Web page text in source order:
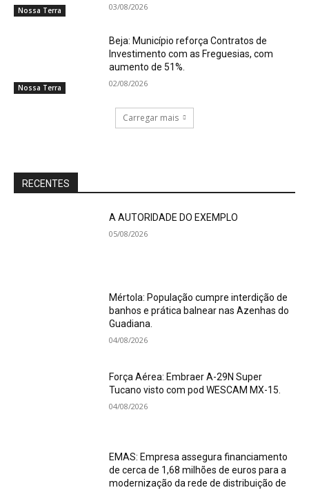
Nossa Terra 03/08/2026
Nossa Terra
Beja: Município reforça Contratos de
Investimento com as Freguesias, com
aumento de 51%.
02/08/2026
Carregar mais
RECENTES
A AUTORIDADE DO EXEMPLO
05/08/2026
Mértola: População cumpre interdição de
banhos e prática balnear nas Azenhas do
Guadiana.
04/08/2026
Força Aérea: Embraer A-29N Super
Tucano visto com pod WESCAM MX-15.
04/08/2026
EMAS: Empresa assegura financiamento
de cerca de 1,68 milhões de euros para a
modernização da rede de distribuição de